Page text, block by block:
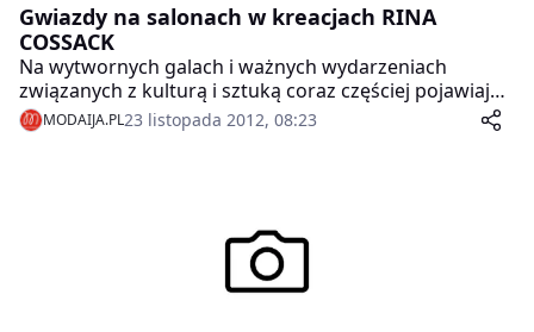
Gwiazdy na salonach w kreacjach RINA
COSSACK
Na wytwornych galach i ważnych wydarzeniach
związanych z kulturą i sztuką coraz częściej pojawiają
się gwiazdy ubrane w kreacje marki RINA COSSACK.
MODAIJA.PL23 listopada 2012, 08:23